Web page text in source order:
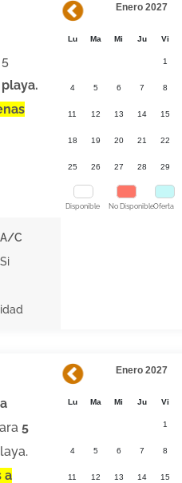
A/C
Si
Enero 2027
Lu Ma Mi Ju Vi
1
4 5 6 7 8
11 12 13 14 15
18 19 20 21 22
25 26 27 28 29
Disponible No DisponibleOferta
5
a
Enero 2027
Lu Ma Mi Ju Vi
1
4 5 6 7 8
11 12 13 14 15